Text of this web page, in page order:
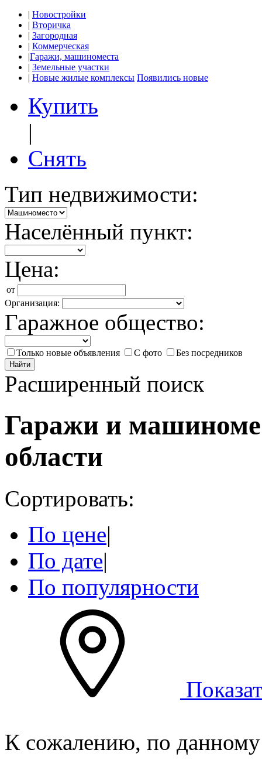
| Новостройки
| Вторичка
| Загородная
| Коммерческая
|Гаражи, машиноместа
| Земельные участки
| Новые жилые комплексы Появились новые
Купить
|
Снять
Тип недвижимости:
Населённый пункт:
Цена:
от
Организация:
Гаражное общество:
Только новые объявления С фото Без посредников
Найти
Расширенный поиск
Гаражи и
области
Сортировать:
По цене|
По дате|
По популярности
К сожалению, по данному